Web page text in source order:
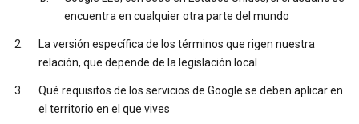
encuentra en cualquier otra parte del mundo
La versión específica de los términos que rigen nuestra
relación, que depende de la legislación local
Qué requisitos de los servicios de Google se deben aplicar en
el territorio en el que vives